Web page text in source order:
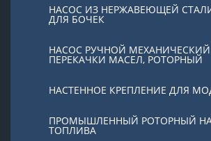
НАСОС ИЗ НЕРЖАВЕЮЩЕЙ
ДЛЯ БОЧЕК
НАСОС РУЧНОЙ
ПЕРЕКАЧКИ МАСЕЛ, РОТОРНЫЙ
НАСТЕННОЕ КРЕПЛЕНИЕ ДЛЯ
ПРОМЫШЛЕННЫЙ РОТОРНЫЙ
ТОПЛИВА